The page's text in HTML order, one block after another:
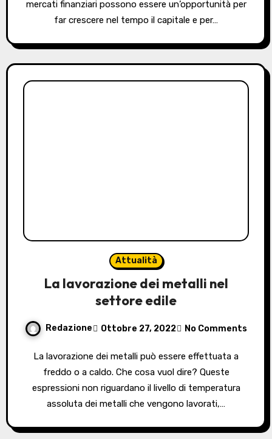
mercati finanziari possono essere un’opportunità per
far crescere nel tempo il capitale e per…
Attualità
La lavorazione dei metalli nel
settore edile
Redazione Ottobre 27, 2022 No Comments
La lavorazione dei metalli può essere effettuata a
freddo o a caldo. Che cosa vuol dire? Queste
espressioni non riguardano il livello di temperatura
assoluta dei metalli che vengono lavorati,…